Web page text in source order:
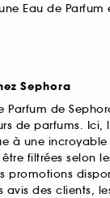
Eau de Parfum
Sephora
Parfum de
de parfums. Ici,
à une incroyable
filtrées selon
promotions
avis des clients,